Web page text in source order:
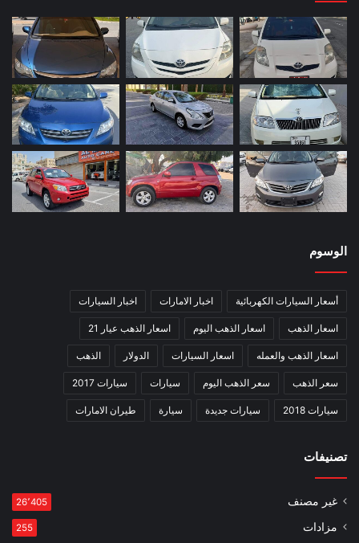
الوسوم
أسعار السيارات الكهربائية اخبار الامارات اخبار السيارات
اسعار الذهب اسعار الذهب اليوم اسعار الذهب عيار 21
اسعار الذهب والعمله اسعار السيارات الدولار الذهب
سعر الذهب سعر الذهب اليوم سيارات سيارات 2017
سيارات 2018 سيارات جديدة سيارة طيران الامارات
تصنيفات
غير مصنف 26٬405
مزادات 255